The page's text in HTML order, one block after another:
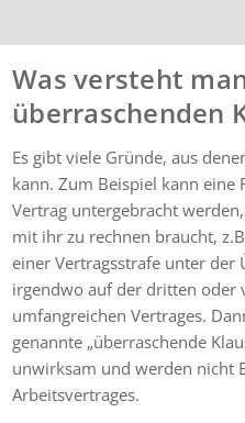
Was versteht
überraschenden
Es gibt viele Gründe, aus
kann. Zum Beispiel kann eine
Vertrag untergebracht
mit ihr zu rechnen braucht,
einer Vertragsstrafe unter der
irgendwo auf der dritten oder
umfangreichen Vertrages.
genannte „überraschende
unwirksam und werden nicht
Arbeitsvertrages.